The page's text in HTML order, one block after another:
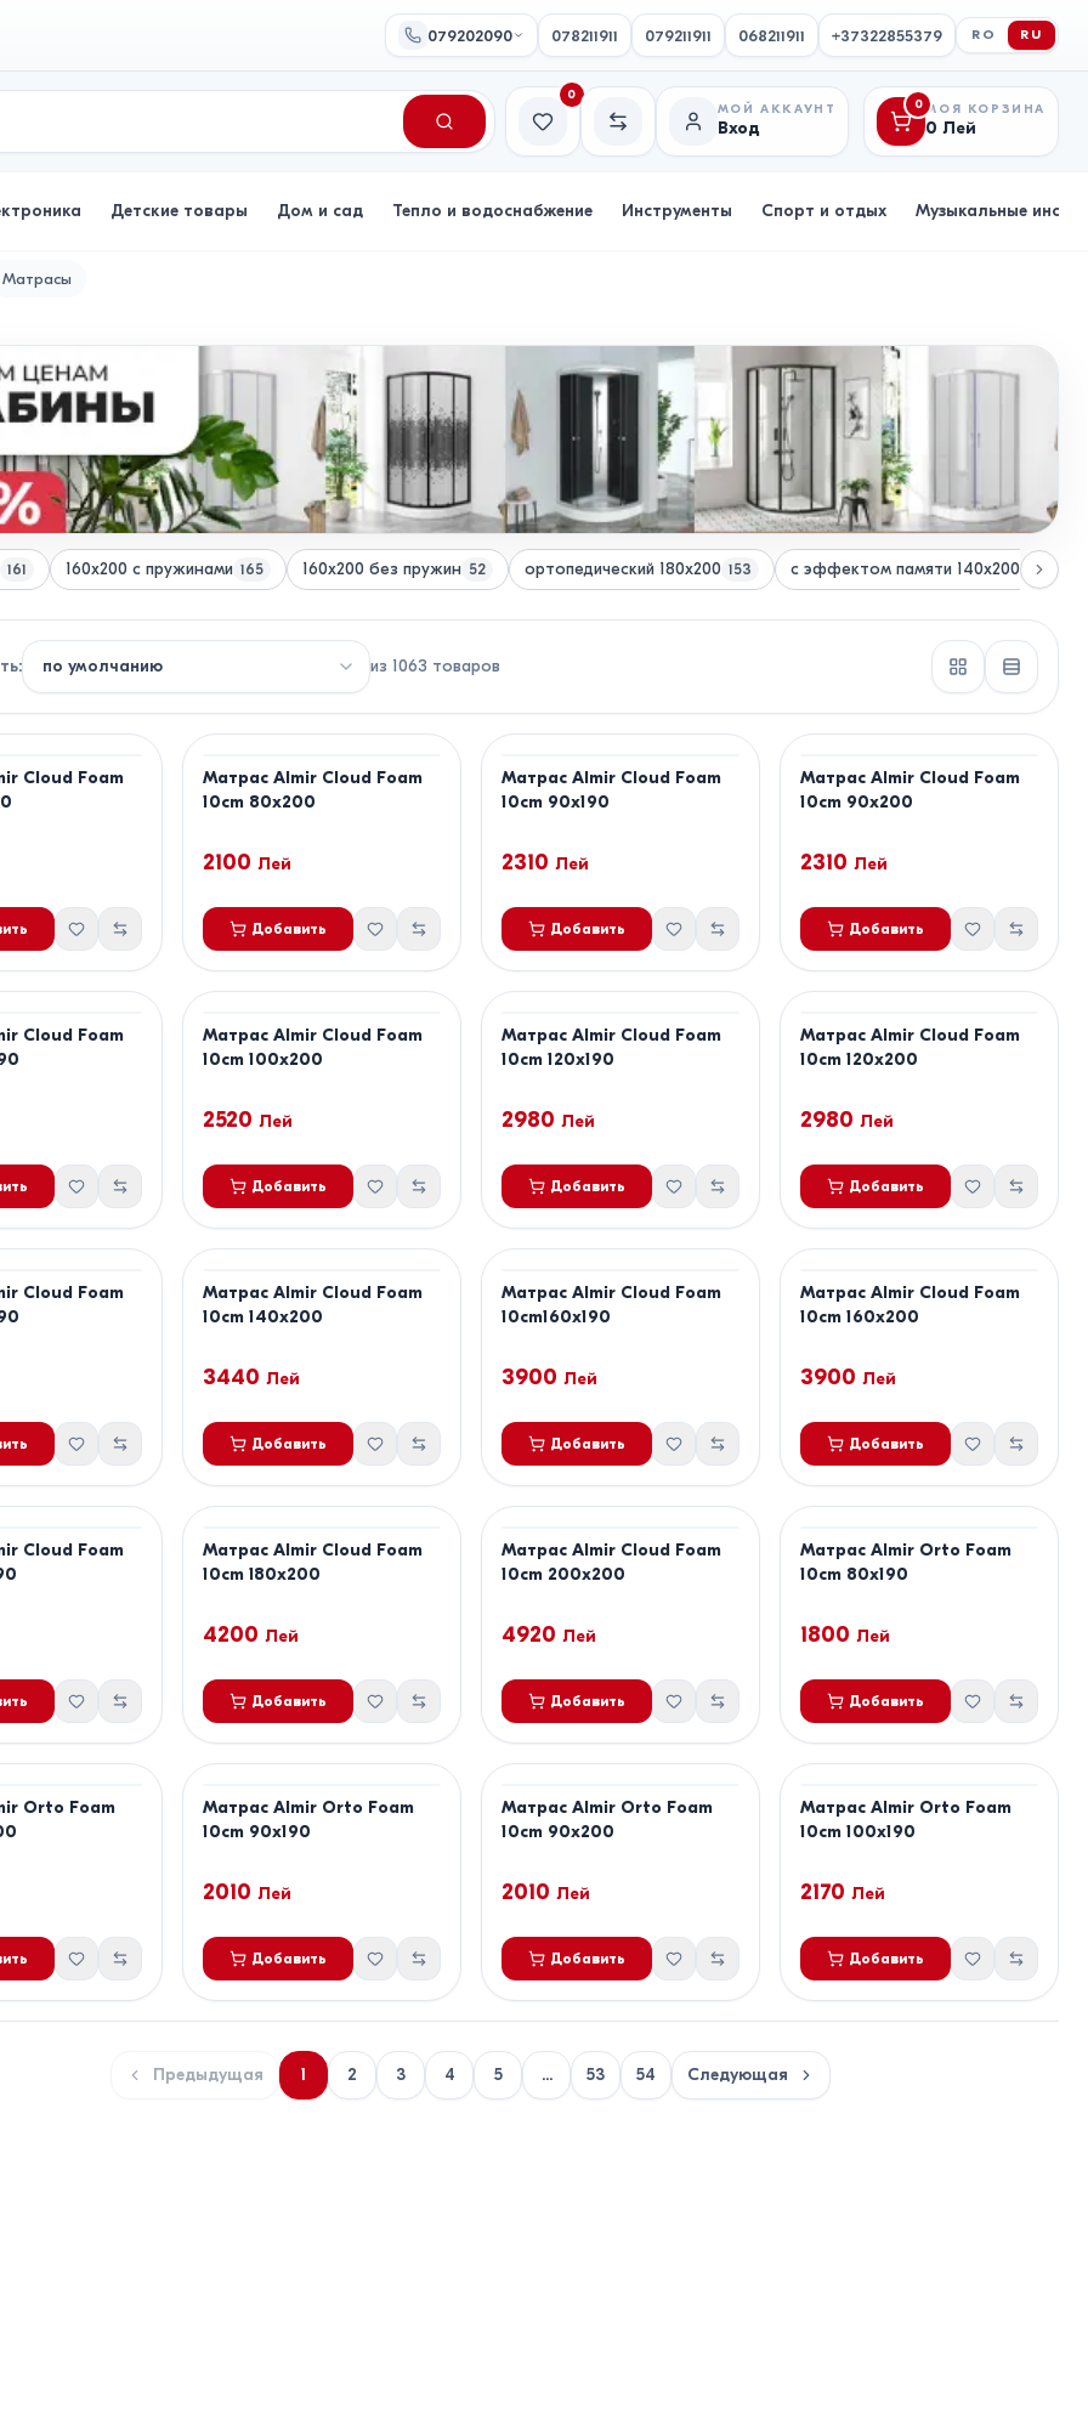
079202090 078211911 079211911 068211911 +37322855379 RO RU
Список желаний
0
Сравнение
МОЙ АККАУНТ
Вход
0 МОЯ КОРЗИНА
0 Лей
Детские товары Дом и сад Тепло и водоснабжение Инструменты Спорт и отдых Музыкальные
Матрасы
161 160х200 с пружинами 165 160х200 без пружин 52 ортопедический 180х200 153 с эффектом памяти 140x200 41
: из 1063 товаров
Cloud Foam
Матрас Almir Cloud Foam
10cm 80x200
2100 Лей
Добавить
Матрас Almir Cloud Foam
10cm 90x190
2310 Лей
Добавить
Матрас Almir Cloud Foam
10cm 90x200
2310 Лей
Добавить
Cloud Foam
Матрас Almir Cloud Foam
10cm 100x200
2520 Лей
Добавить
Матрас Almir Cloud Foam
10cm 120x190
2980 Лей
Добавить
Матрас Almir Cloud Foam
10cm 120x200
2980 Лей
Добавить
Cloud Foam
Матрас Almir Cloud Foam
10cm 140x200
3440 Лей
Добавить
Матрас Almir Cloud Foam
10cm160x190
3900 Лей
Добавить
Матрас Almir Cloud Foam
10cm 160x200
3900 Лей
Добавить
Cloud Foam
Матрас Almir Cloud Foam
10cm 180x200
4200 Лей
Добавить
Матрас Almir Cloud Foam
10cm 200x200
4920 Лей
Добавить
Матрас Almir Orto Foam
10cm 80x190
1800 Лей
Добавить
Orto Foam
Матрас Almir Orto Foam
10cm 90x190
2010 Лей
Добавить
Матрас Almir Orto Foam
10cm 90x200
2010 Лей
Добавить
Матрас Almir Orto Foam
10cm 100x190
2170 Лей
Добавить
Предыдущая 1 2 3 4 5 ... 53 54 Следующая